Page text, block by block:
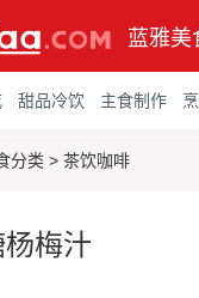
蓝雅美
甜品冷饮 主食制作
分类 > 茶饮咖啡
梅汁